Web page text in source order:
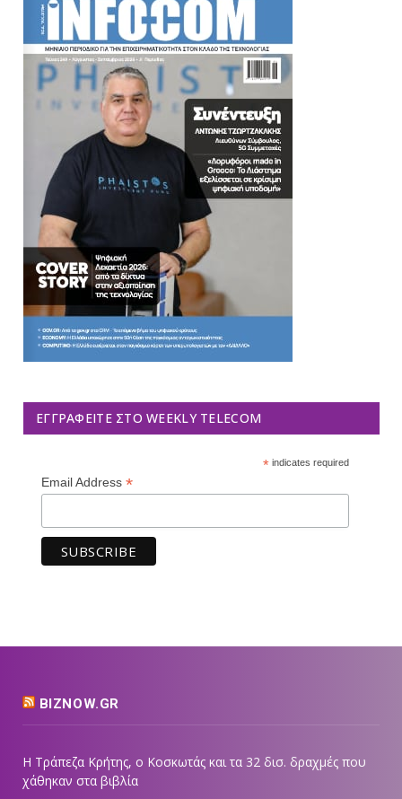
ΕΓΓΡΑΦΕΊΤΕ ΣΤΟ WEEKLY TELECOM
*indicates required
Email Address *
BIZNOW.GR
Η Τράπεζα Κρήτης, ο Κοσκωτάς και τα 32 δισ. δραχμές που
χάθηκαν στα βιβλία